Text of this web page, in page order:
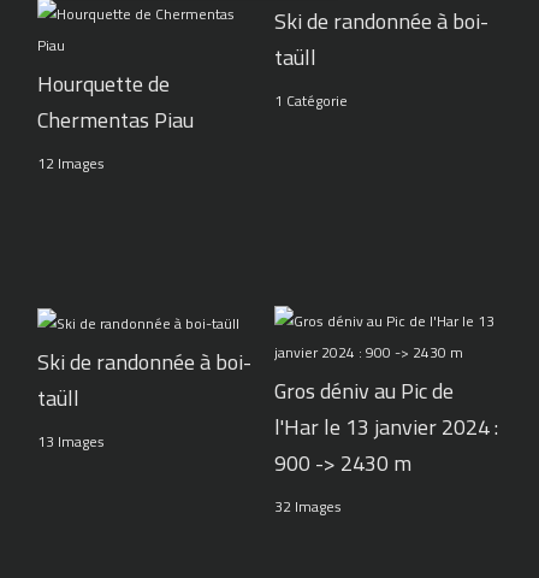
Hourquette de
Chermentas Piau
12 Images
Ski de randonnée à boi-
taüll
1 Catégorie
Ski de randonnée à boi-
taüll
13 Images
Gros déniv au Pic de
l'Har le 13 janvier 2024 :
900 -> 2430 m
32 Images